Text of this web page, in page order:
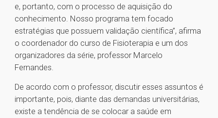
e, portanto, com o processo de aquisição do
conhecimento. Nosso programa tem focado
estratégias que possuem validação científica”, afirma
o coordenador do curso de Fisioterapia e um dos
organizadores da série, professor Marcelo
Fernandes.
De acordo com o professor, discutir esses assuntos é
importante, pois, diante das demandas universitárias,
existe a tendência de se colocar a saúde em